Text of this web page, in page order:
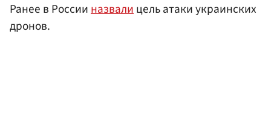
Ранее в Россииназвалицель атаки украинских
дронов.